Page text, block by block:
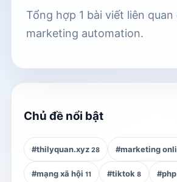
Tổng hợp 1 bài viết liên quan
marketing automation.
Chủ đề nổi bật
#thilyquan.xyz 28 #marketing
#mạng xã hội 11 #tiktok 8 #php